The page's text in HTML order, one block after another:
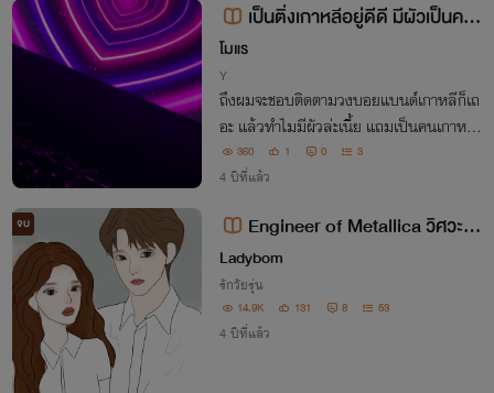
เป็นติ่งเกาหลีอยู่ดีดี มีผัวเป็นคนเ
กาหลีเฉยเลย
โมแร
Y
ถึงผมจะชอบติดตามวงบอยแบนด์เกาหลีก็เถ
อะ แล้วทำไมมีผัวล่ะเนี้ย แถมเป็นคนเกาหลี
อีก 360 1 0 3
4 ปีที่แล้ว
จบ
Engineer of Metallica วิศวะตื้
อรัก
Ladybom
รักวัยรุ่น
14.9K 131 8 53
4 ปีที่แล้ว